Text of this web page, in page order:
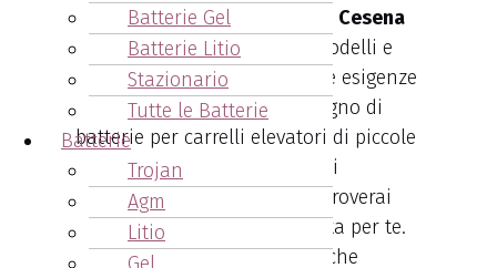
Batterie Gel
Batterie Litio
Stazionario
Tutte le Batterie
Batterie
Trojan
Agm
Litio
L’acquisto di batterie Cesab Cesena
ti offre una vasta scelta di modelli e
capacità per soddisfare le tue esigenze
specifiche. Che tu abbia bisogno di
batterie per carrelli elevatori di piccole
dimensioni o per applicazioni
industriali più impegnative, troverai
sicuramente la batteria adatta per te.
Puoi selezionare la capacità che